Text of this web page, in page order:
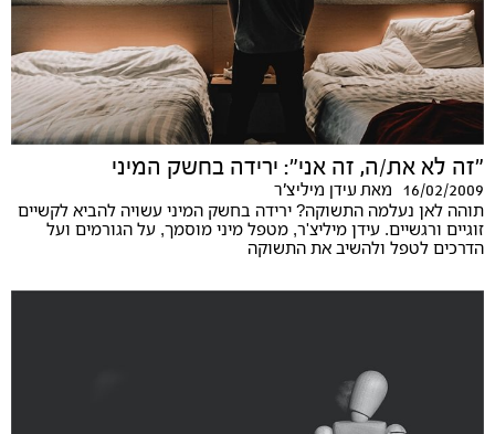
"זה לא את/ה, זה אני": ירידה בחשק המיני
16/02/2009 מאת עידן מיליצ'ר
תוהה לאן נעלמה התשוקה? ירידה בחשק המיני עשויה להביא לקשיים
זוגיים ורגשיים. עידן מיליצ'ר, מטפל מיני מוסמך, על הגורמים ועל
הדרכים לטפל ולהשיב את התשוקה